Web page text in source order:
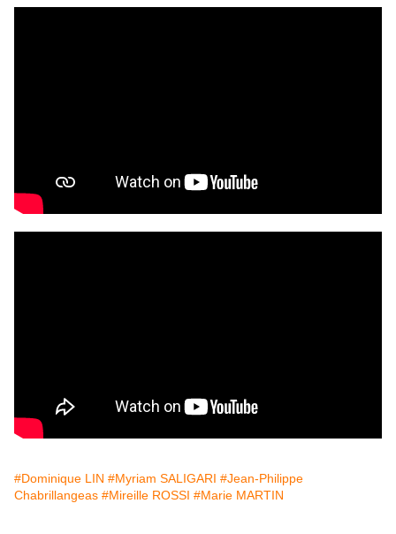
#Dominique LIN #Myriam SALIGARI #Jean-Philippe
Chabrillangeas #Mireille ROSSI #Marie MARTIN